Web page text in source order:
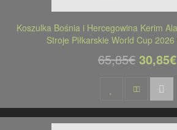
Koszulka Bośnia i Hercegowina Kerim
Stroje Piłkarskie World Cup
65,85€ 30,85€